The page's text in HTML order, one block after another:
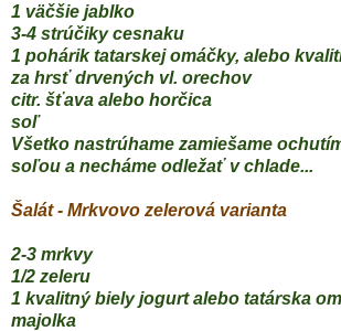
1 väčšie jablko
3-4 strúčiky cesnaku
1 pohárik tatarskej omáčky, alebo
za hrsť drvených vl. orechov
citr. šťava alebo horčica
soľ
Všetko nastrúhame zamiešame
soľou a necháme odležať v chlade...
Šalát - Mrkvovo zelerová varianta
2-3 mrkvy
1/2 zeleru
1 kvalitný biely jogurt alebo tatárska
majolka